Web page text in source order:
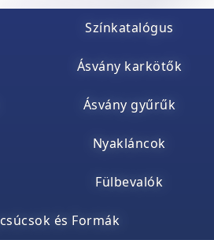
Színkatalógus
Ásvány karkötők
Ásvány gyűrűk
Nyakláncok
Fülbevalók
és Formák